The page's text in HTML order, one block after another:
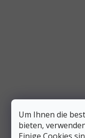
Um Ihnen die
bieten,
Einige Cookies
LEDLENSER